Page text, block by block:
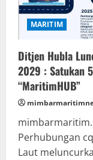
MARITIM
Ditjen Hubla
2029 : Satukan
“MaritimHUB”
Perhubungan
Laut